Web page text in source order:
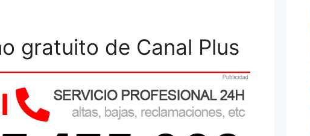
gratuito de Canal Plus